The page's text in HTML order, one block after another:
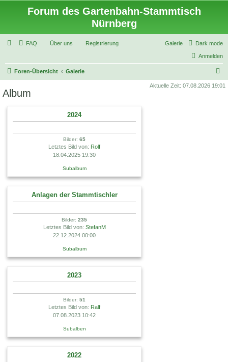
Forum des Gartenbahn-Stammtisch
Nürnberg
Dark mode
Galerie
FAQ Über uns Registrierung
Anmelden
Foren-Übersicht Galerie
u
Aktuelle Zeit: 07.08.2026 19:01
Album
2024
Bilder: 65
Letztes Bild von: Rolf
18.04.2025 19:30
Subalbum
Anlagen der Stammtischler
Bilder: 235
Letztes Bild von: StefanM
22.12.2024 00:00
Subalbum
2023
Bilder: 51
Letztes Bild von: Ralf
07.08.2023 10:42
Subalben
2022